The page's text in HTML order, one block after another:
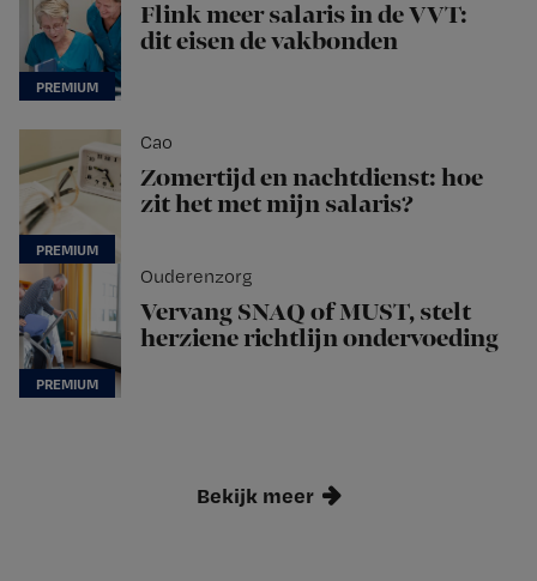
Flink meer salaris in de VVT:
dit eisen de vakbonden
Cao
Zomertijd en nachtdienst: hoe
zit het met mijn salaris?
Ouderenzorg
Vervang SNAQ of MUST, stelt
herziene richtlijn ondervoeding
Bekijk meer